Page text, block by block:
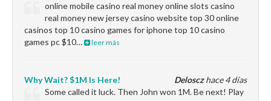
online mobile casino real money online slots casino
real money new jersey casino website top 30 online
casinos top 10 casino games for iphone top 10 casino
games pc $10…
leer más
Delosczhace 4 días
Why Wait? $1M Is Here!
Some called it luck. Then John won 1M. Be next! Play